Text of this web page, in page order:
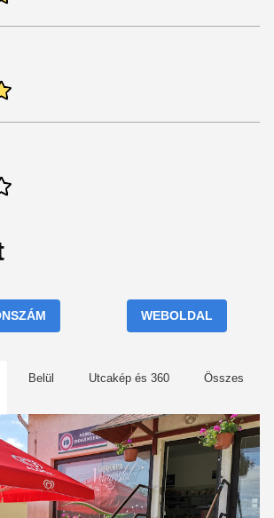
WEBOLDAL
Belül Utcakép és 360 Összes